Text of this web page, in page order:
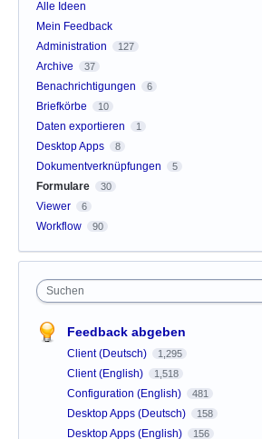
Alle Ideen
Mein Feedback
Administration
127
Archive 37
Benachrichtigungen 6
Briefkörbe 10
Daten exportieren 1
Desktop Apps 8
Dokumentverknüpfungen 5
Formulare 30
Viewer 6
Workflow 90
Suchen
Feedback abgeben
Client (Deutsch) 1,295
Client (English) 1,518
Configuration (English) 481
Desktop Apps (Deutsch) 158
Desktop Apps (English) 156